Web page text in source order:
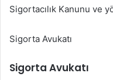
Sigortacılık Kanunu ve
Sigorta Avukatı
Sigorta Avukatı